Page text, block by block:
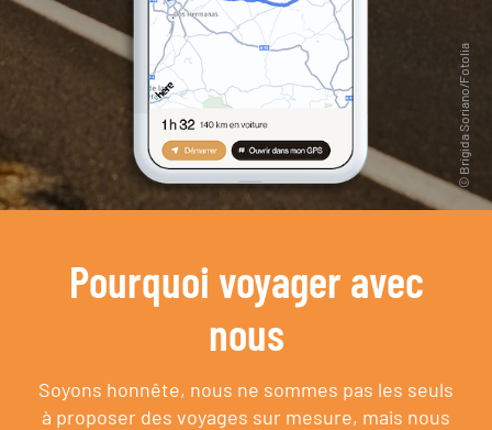
Pourquoi voyager avec
nous
Soyons honnête, nous ne sommes pas les seuls
à proposer des voyages sur mesure, mais nous